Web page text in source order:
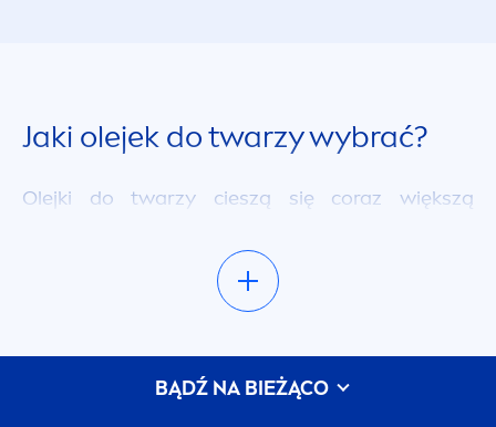
Jaki olejek do twarzy wybrać?
Olejki do twarzy cieszą się coraz większą
tej formie pozwalają jeszcze skuteczniej
zatroszczyć się o cerę i spełnić jej wyjątkowe
potrzeby. Sprawiają, że
zachwyca zdrowym, pięknym i promiennym
wyglądem. Mogą być stosowane do różnych
BĄDŹ NA BIEŻĄCO